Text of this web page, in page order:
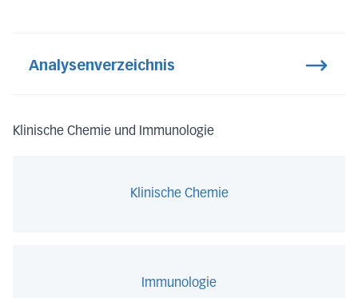
Analysenverzeichnis
Klinische Chemie und Immunologie
Klinische Chemie
Immunologie